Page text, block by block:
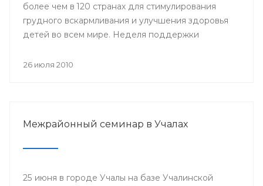
более чем в 120 странах для стимулирования
грудного вскармливания и улучшения здоровья
детей во всем мире. Неделя поддержки
стратегический метод поддержки грудного
26 июля 2010
Межрайонный семинар в Учалах
25 июня в городе Учалы на базе Учалинской